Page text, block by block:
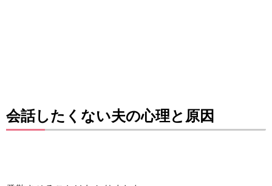
会話したくない夫の心理と原因